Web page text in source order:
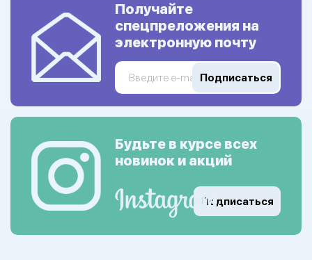
Получайте
спецпреложения на
электронную почту
Подписаться
Будьте в курсе всех
новинок и акций
Подписаться